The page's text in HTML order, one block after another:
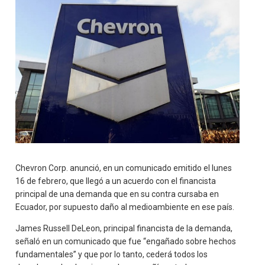
Chevron Corp. anunció, en un comunicado emitido el lunes
16 de febrero, que llegó a un acuerdo con el financista
principal de una demanda que en su contra cursaba en
Ecuador, por supuesto daño al medioambiente en ese país.
James Russell DeLeon, principal financista de la demanda,
señaló en un comunicado que fue “engañado sobre hechos
fundamentales” y que por lo tanto, cederá todos los